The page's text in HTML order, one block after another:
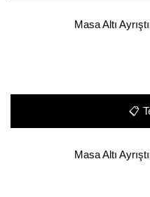
Masa Altı
📋
Masa Altı